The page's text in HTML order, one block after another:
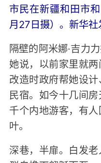
市民在新疆和田市
月27日摄）。新华社
隔壁的阿米娜·吉力
她说，以前家里就两
改造时政府帮她设
民宿。如今十几间
千个内地游客，有
叶。
深巷，半扉。白发